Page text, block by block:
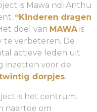
is Mawa ndi Anthu
“Kinderen dragen
doel van MAWAis
te verbeteren. De
actieve leden uit
inzetten voor de
dorpjes.
is het centrum.
naartoe om